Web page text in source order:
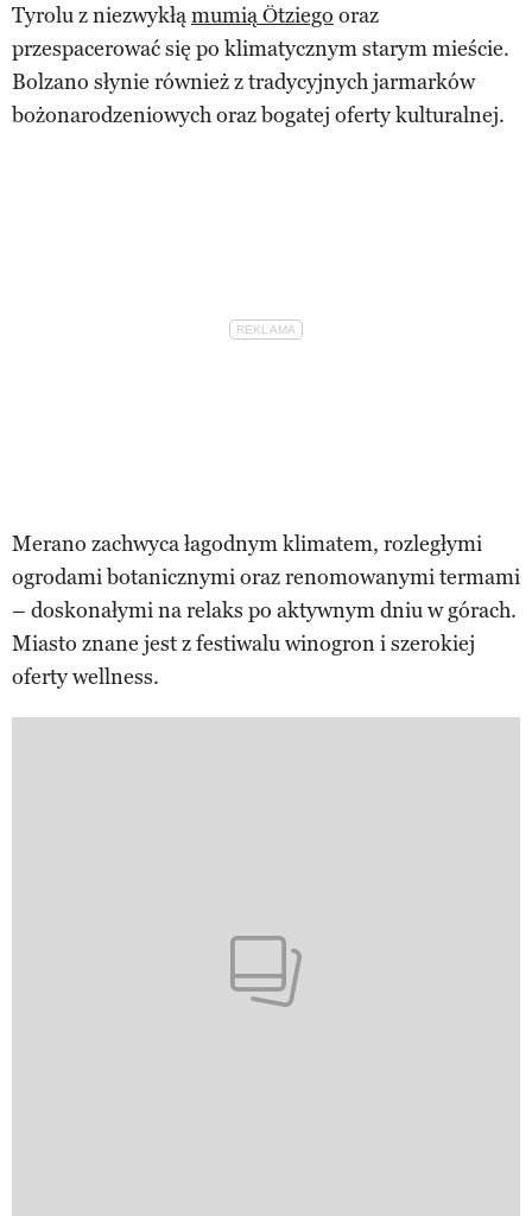
Tyrolu z niezwykłąmumią Ötziego oraz
przespacerować się po klimatycznym starym mieście.
Bolzano słynie również z tradycyjnych jarmarków
bożonarodzeniowych oraz bogatej oferty kulturalnej.
Merano zachwyca łagodnym klimatem, rozległymi
ogrodami botanicznymi oraz renomowanymi termami
– doskonałymi na relaks po aktywnym dniu w górach.
Miasto znane jest z festiwalu winogron i szerokiej
oferty wellness.